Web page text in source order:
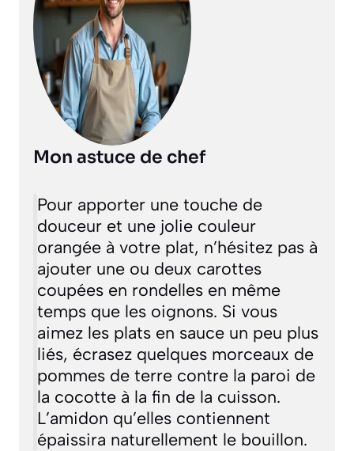
Mon astuce de chef
Pour apporter une touche de
douceur et une jolie couleur
orangée à votre plat, n’hésitez pas à
ajouter une ou deux carottes
coupées en rondelles en même
temps que les oignons. Si vous
aimez les plats en sauce un peu plus
liés, écrasez quelques morceaux de
pommes de terre contre la paroi de
la cocotte à la fin de la cuisson.
L’amidon qu’elles contiennent
épaissira naturellement le bouillon.